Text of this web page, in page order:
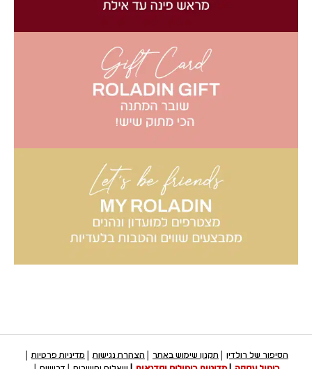
הסיפור של רולדין תקנון שימוש באתר הצהרת נגישות
מדיניות פרטיות